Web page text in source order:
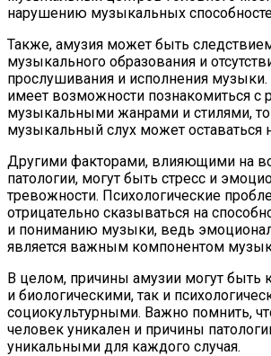
нарушению музыкальных
Также, амузия может быть
музыкального образования и
прослушивания и исполнения
имеет возможности познакомиться с
музыкальными жанрами и стилями, то
музыкальный слух может оставаться
Другими факторами, влияющими на
патологии, могут быть стресс и
тревожности. Психологические
отрицательно сказываться на
и пониманию музыки, ведь
является важным компонентом
В целом, причины амузии могут быть
и биологическими, так и
социокультурными. Важно помнить,
человек уникален и причины
уникальными для каждого случая.